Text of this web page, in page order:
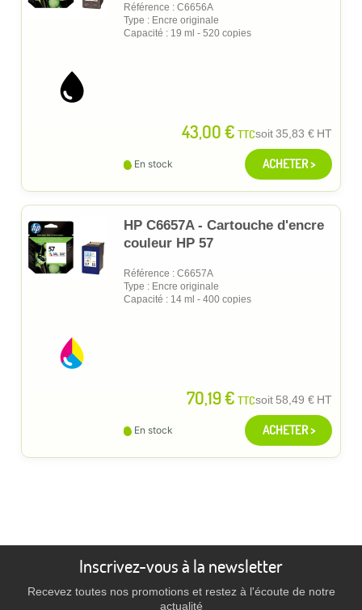
Référence : C6656A
Type : Encre originale
Capacité : 19 ml - 520 copies
43,00 € TTCsoit35,83 € HT
En stock ACHETER >
HP C6657A - Cartouche d'encre
couleur HP 57
Référence : C6657A
Type : Encre originale
Capacité : 14 ml - 400 copies
70,19 € TTCsoit 58,49 € HT
En stock ACHETER >
Inscrivez-vous à la newsletter
Recevez toutes nos promotions et restez à l'écoute de notre
actualité